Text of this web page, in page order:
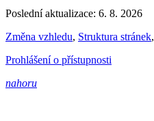
Poslední aktualizace: 6. 8. 2026
Změna vzhledu, Struktura stránek,
Prohlášení o přístupnosti
nahoru